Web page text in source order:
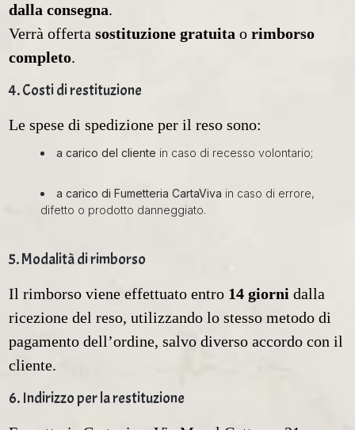
dalla consegna.
Verrà offertasostituzione gratuita orimborso
completo.
4. Costi di restituzione
Le spese di spedizione per il reso sono:
a carico del cliente in caso di recesso volontario;
a carico di Fumetteria CartaViva in caso di errore,
difetto o prodotto danneggiato.
5. Modalità di rimborso
Il rimborso viene effettuato entro 14 giorni dalla
ricezione del reso, utilizzando lo stesso metodo di
pagamento dell’ordine, salvo diverso accordo con il
cliente.
6. Indirizzo per la restituzione